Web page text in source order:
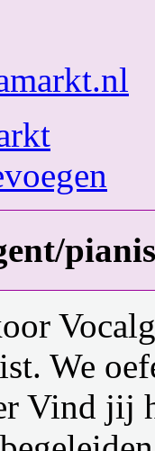
We
Vind jij